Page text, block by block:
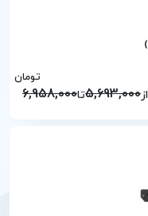
از5,693,000تا6,958,000
تومان